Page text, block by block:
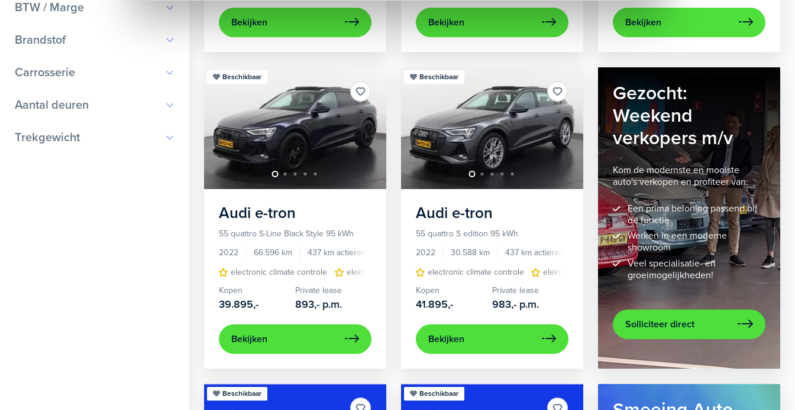
BTW / Marge
BTW
Brandstof
Benzine
Elektrisch
Hybride benzine
Carrosserie
Bestelauto
Chassis cabine
Aantal deuren
Trekgewicht
Bekijken Bekijken Bekijken
Beschikbaar
Audi e-tron
55 quattro S-Line Black Style 95 kWh
2022
66.596 km 437 km actieradius
Elektrisch
electronic climate controle
elektrisch glazen panorama-dak lichtmetalen velgen 10-spaaks 21" luxe lederen bekleding metaalkleur
Kopen
39.895,-
Private lease
893,- p.m.
Bekijken
Beschikbaar
Audi e-tron
55 quattro S edition 95 kWh
2022
30.588 km 437 km actieradius
Elektrisch
electronic climate controle
elektrisch glazen panorama-dak lederen/stof bekleding
Kopen
41.895,-
Private lease
983,- p.m.
Bekijken
Gezocht:
Weekend
verkopers m/v
Kom de modernste en mooiste
auto's verkopen en profiteer van:
Een prima beloning passend bij
de functie
Werken in een moderne
showroom
Veel specialisatie- en
groeimogelijkheden!
Solliciteer direct
Beschikbaar Beschikbaar